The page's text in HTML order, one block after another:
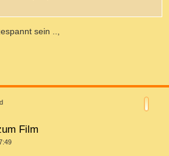
sein ..,
a
Film